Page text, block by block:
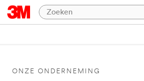
ONZE ONDERNEMING